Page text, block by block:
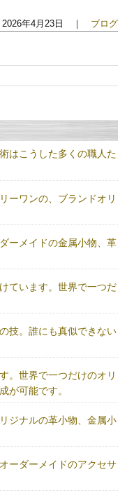
2026年4月23日 ｜ ブログ
はこうした多くの職人た
ーワンの、ブランドオリ
ーメイドの金属小物、革
ています。世界で一つだ
技。誰にも真似できない
。世界で一つだけのオリ
が可能です。
ジナルの革小物、金属小
ーダーメイドのアクセサ